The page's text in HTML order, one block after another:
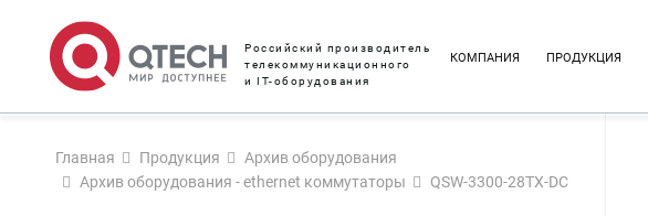
Российский производитель
телекоммуникационного
и IT-оборудования
КОМПАНИЯ ПРОДУКЦИЯ
Главная Продукция
Архив оборудования
Архив оборудования - ethernet коммутаторы
QSW-3300-28TX-DC